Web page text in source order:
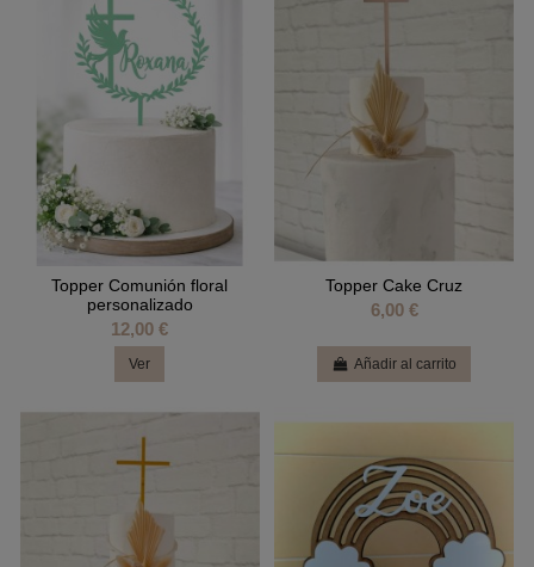
Topper Comunión floral
personalizado
12,00 €
Ver
Topper Cake Cruz
6,00 €
Añadir al carrito